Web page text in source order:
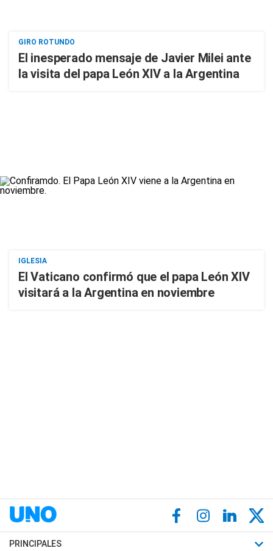
GIRO ROTUNDO
El inesperado mensaje de Javier Milei ante
la visita del papa León XIV a la Argentina
IGLESIA
El Vaticano confirmó que el papa León XIV
visitará a la Argentina en noviembre
PRINCIPALES